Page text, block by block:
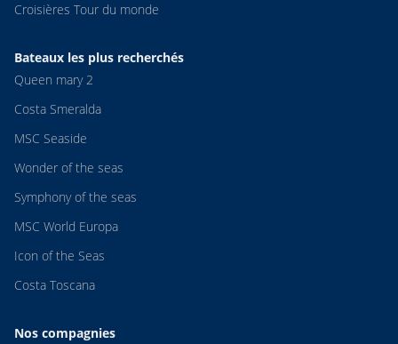
Croisières Tour du monde
Bateaux les plus recherchés
Queen mary 2
Costa Smeralda
MSC Seaside
Wonder of the seas
Symphony of the seas
MSC World Europa
Icon of the Seas
Costa Toscana
Nos compagnies